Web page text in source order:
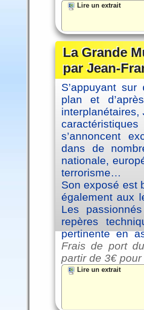
Lire un extrait
La Grande
par Jean-
S’appuyant
plan et
interplanétaires,
s’annoncent
dans de
nationale,
terrorisme…
Son exposé est
également aux
Les
repères
pertinente en
Frais de port
partir de 3€
Lire un extrait